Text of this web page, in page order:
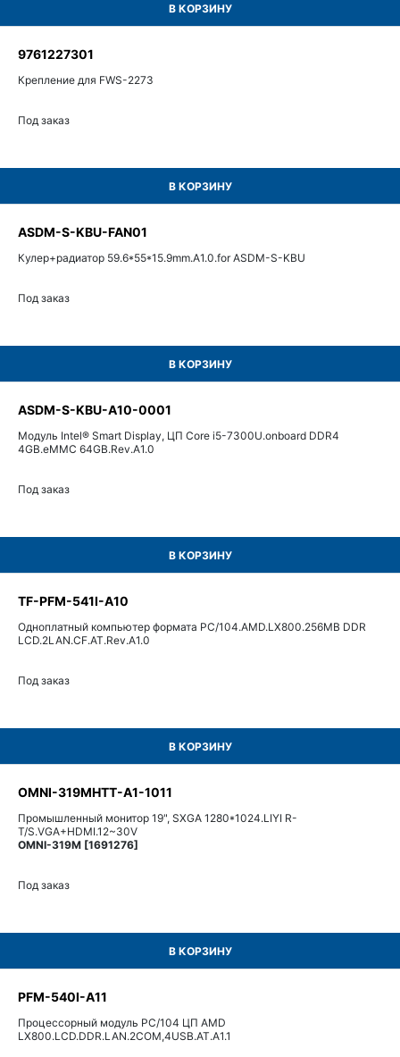
В КОРЗИНУ
9761227301
Крепление для FWS-2273
Под заказ
В КОРЗИНУ
ASDM-S-KBU-FAN01
Кулер+радиатор 59.6*55*15.9mm.A1.0.for ASDM-S-KBU
Под заказ
В КОРЗИНУ
ASDM-S-KBU-A10-0001
Модуль Intel® Smart Display, ЦП Core i5-7300U.onboard DDR4
4GB.eMMC 64GB.Rev.A1.0
Под заказ
В КОРЗИНУ
TF-PFM-541I-A10
Одноплатный компьютер формата PC/104.AMD.LX800.256MB DDR
LCD.2LAN.CF.AT.Rev.A1.0
Под заказ
В КОРЗИНУ
OMNI-319MHTT-A1-1011
Промышленный монитор 19", SXGA 1280*1024.LIYI R-
T/S.VGA+HDMI.12~30V
OMNI-319M [1691276]
Под заказ
В КОРЗИНУ
PFM-540I-A11
Процессорный модуль PC/104 ЦП AMD
LX800.LCD.DDR.LAN.2COM,4USB.AT.A1.1